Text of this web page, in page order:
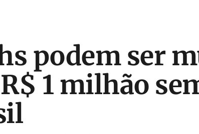
podem ser
1 milhão